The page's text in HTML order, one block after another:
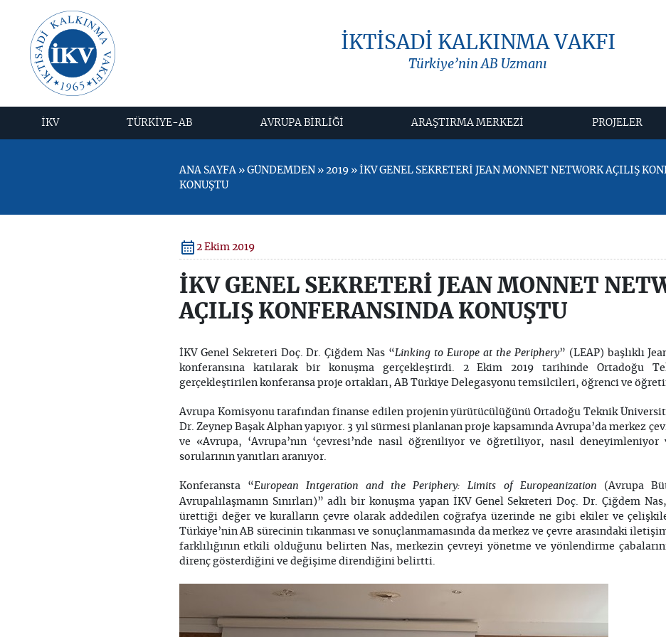
İKTİSADİ KALKINMA VAKFI
Türkiye’nin AB Uzmanı
İKV TÜRKİYE-AB AVRUPA BİRLİĞİ ARAŞTIRMA MERKEZİ PROJELER
ANA SAYFA » GÜNDEMDEN » 2019 » İKV GENEL SEKRETERİ JEAN MONNET NETWORK AÇILIŞ
KONUŞTU
2 Ekim 2019
İKV GENEL SEKRETERİ JEAN MONNET
AÇILIŞ KONFERANSINDA KONUŞTU
İKV Genel Sekreteri Doç. Dr. Çiğdem Nas “Linking to Europe at the Periphery” (LEAP) başlıklı
konferansına katılarak bir konuşma gerçekleştirdi. 2 Ekim 2019 tarihinde Ortadoğu
gerçekleştirilen konferansa proje ortakları, AB Türkiye Delegasyonu temsilcileri, öğrenci ve
Avrupa Komisyonu tarafından finanse edilen projenin yürütücülüğünü Ortadoğu Teknik
Dr. Zeynep Başak Alphan yapıyor. 3 yıl sürmesi planlanan proje kapsamında Avrupa’da merkez
ve «Avrupa, ‘Avrupa’nın ‘çevresi’nde nasıl öğreniliyor ve öğretiliyor, nasıl deneyimleniyor
sorularının yanıtları aranıyor.
Konferansta “European Intgeration and the Periphery: Limits of Europeanization (Avrupa
Avrupalılaşmanın Sınırları)” adlı bir konuşma yapan İKV Genel Sekreteri Doç. Dr. Çiğdem
ürettiği değer ve kuralların çevre olarak addedilen coğrafya üzerinde ne gibi ekiler ve
Türkiye’nin AB sürecinin tıkanması ve sonuçlanmamasında da merkez ve çevre arasındaki
farklılığının etkili olduğunu belirten Nas, merkezin çevreyi yönetme ve yönlendirme
direnç gösterdiğini ve değişime direndiğini belirtti.